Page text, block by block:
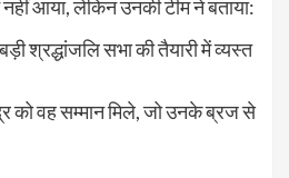
आया, लेकिन उनकी टीम ने बताया:
श्रद्धांजलि सभा की तैयारी में व्यस्त
को वह सम्मान मिले, जो उनके ब्रज से